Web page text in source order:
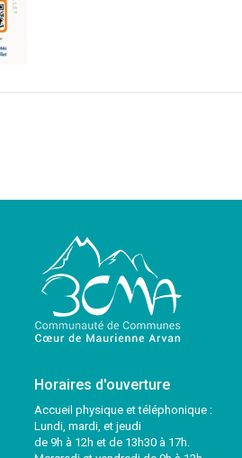
Horaires d'ouverture
Accueil physique et téléphonique :
Lundi, mardi, et jeudi
de 9h à 12h et de 13h30 à 17h.